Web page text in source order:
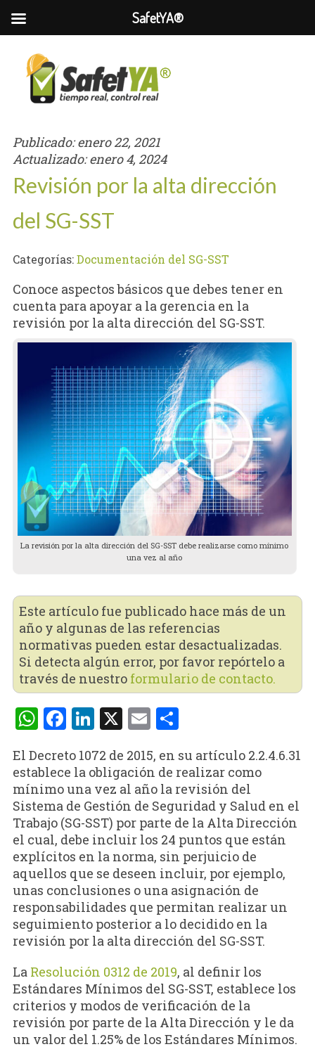
Publicado:enero 22, 2021
Actualizado:enero 4, 2024
Revisión por la alta dirección
del SG-SST
Categorías:Documentación del SG-SST
Conoce aspectos básicos que debes tener en
cuenta para apoyar a la gerencia en la
revisión por la alta dirección del SG-SST.
La revisión por la alta dirección del SG-SST debe realizarse como mínimo
una vez al año
Este artículo fue publicado hace más de un
año y algunas de las referencias
normativas pueden estar desactualizadas.
Si detecta algún error, por favor repórtelo a
través de nuestro formulario de contacto.
WhatsApp
Facebook
LinkedIn
X EmailCompartir
El Decreto 1072 de 2015, en su artículo 2.2.4.6.31
establece la obligación de realizar como
mínimo una vez al año la revisión del
Sistema de Gestión de Seguridad y Salud en el
Trabajo (SG-SST) por parte de la Alta Dirección
el cual, debe incluir los 24 puntos que están
explícitos en la norma, sin perjuicio de
aquellos que se deseen incluir, por ejemplo,
unas conclusiones o una asignación de
responsabilidades que permitan realizar un
seguimiento posterior a lo decidido en la
revisión por la alta dirección del SG-SST.
La Resolución 0312 de 2019, al definir los
Estándares Mínimos del SG-SST, establece los
criterios y modos de verificación de la
revisión por parte de la Alta Dirección y le da
un valor del 1.25% de los Estándares Mínimos.
SafetYA®